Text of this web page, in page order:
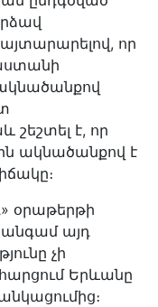
որ
շեշտել է, որ
ակնածանքով է
օրաթերթի
անգամ այդ
չի
Երևանը